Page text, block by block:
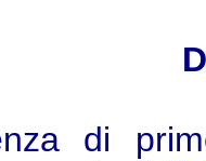
di